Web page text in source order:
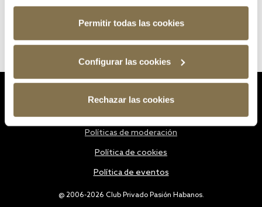
Permitir todas las cookies
Configurar las cookies
Rechazar las cookies
@ 2006-2026 Club Privado Pasión Habanos.
Políticas de moderación
Política de cookies
Política de eventos